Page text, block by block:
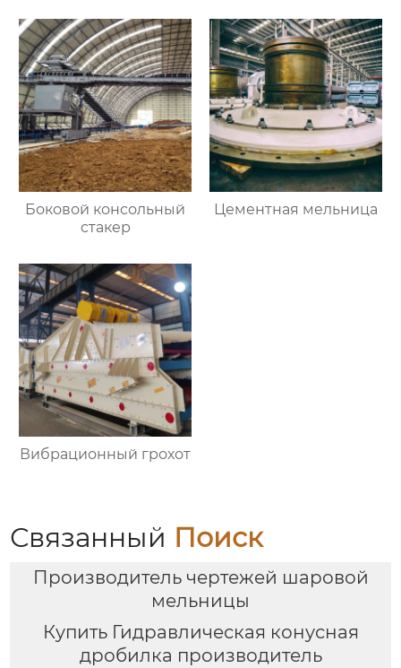
Боковой консольный
стакер
Цементная мельница
Вибрационный грохот
Связанный Поиск
Производитель чертежей шаровой
мельницы
Купить Гидравлическая конусная
дробилка производитель